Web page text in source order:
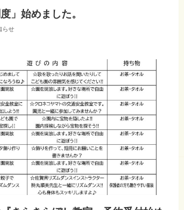
」始めました。
らせ